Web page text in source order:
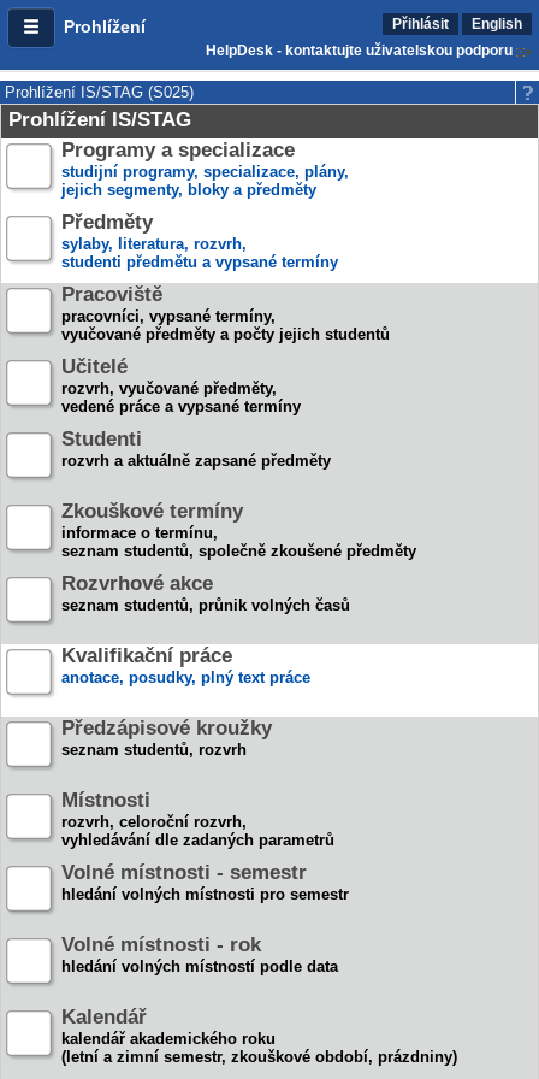
Prohlížení Přihlásit
English
HelpDesk - kontaktujte uživatelskou podporu
Prohlížení IS/STAG (S025)
Prohlížení IS/STAG
Programy a specializace
studijní programy, specializace, plány,
jejich segmenty, bloky a předměty
Předměty
sylaby, literatura, rozvrh,
studenti předmětu a vypsané termíny
Pracoviště
pracovníci, vypsané termíny,
vyučované předměty a počty jejich studentů
Učitelé
rozvrh, vyučované předměty,
vedené práce a vypsané termíny
Studenti
rozvrh a aktuálně zapsané předměty
Zkouškové termíny
informace o termínu,
seznam studentů, společně zkoušené předměty
Rozvrhové akce
seznam studentů, průnik volných časů
Kvalifikační práce
anotace, posudky, plný text práce
Předzápisové kroužky
seznam studentů, rozvrh
Místnosti
rozvrh, celoroční rozvrh,
vyhledávání dle zadaných parametrů
Volné místnosti - semestr
hledání volných místnosti pro semestr
Volné místnosti - rok
hledání volných místností podle data
Kalendář
kalendář akademického roku
(letní a zimní semestr, zkouškové období, prázdniny)